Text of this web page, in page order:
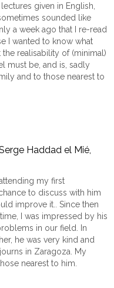
given in English,
sounded like
a week ago that I re-read
I wanted to know what
realisability of (minimal)
must be, and is, sadly
and to those nearest to
Haddad el Mié,
my first
to discuss with him
improve it.. Since then
I was impressed by his
in our field. In
he was very kind and
in Zaragoza. My
nearest to him.